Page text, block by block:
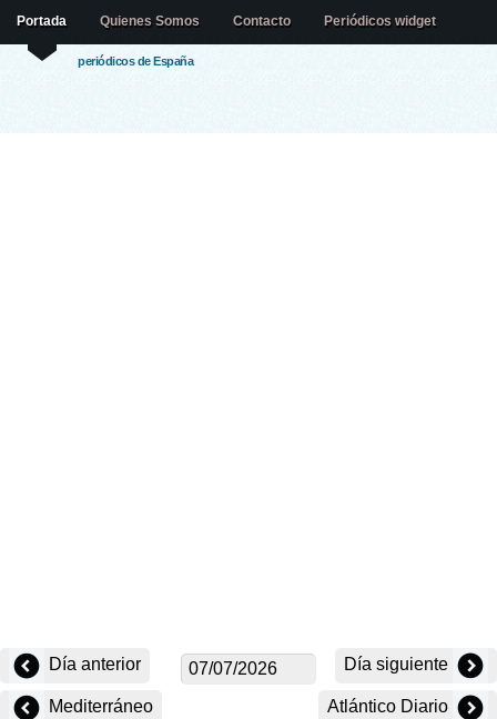
periódicos de España
Portada Quienes Somos Contacto Periódicos widget
Día anterior Día siguiente
Mediterráneo Atlántico Diario